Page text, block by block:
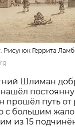
Рисунок Геррита
Шлиман
прошёл путь от
с большим
из 15